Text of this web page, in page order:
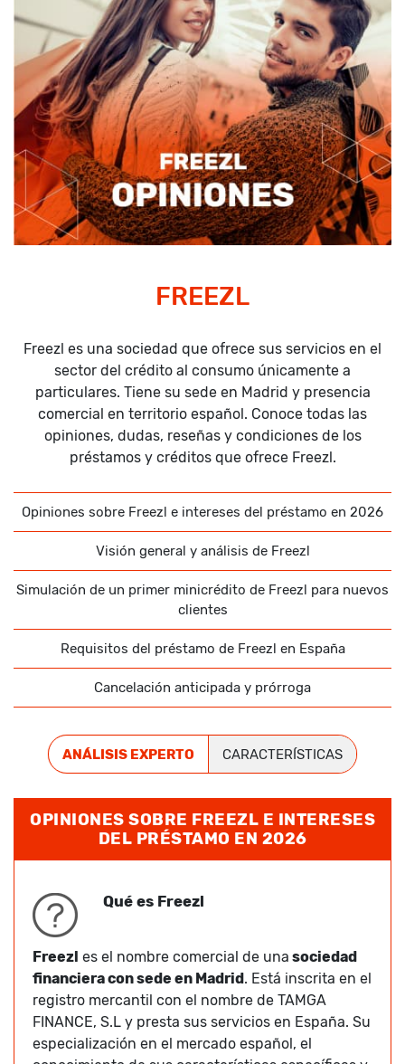
FREEZL
Freezl es una sociedad que ofrece sus servicios en el
sector del crédito al consumo únicamente a
particulares. Tiene su sede en Madrid y presencia
comercial en territorio español. Conoce todas las
opiniones, dudas, reseñas y condiciones de los
préstamos y créditos que ofrece Freezl.
Opiniones sobre Freezl e intereses del préstamo en 2026
Visión general y análisis de Freezl
Simulación de un primer minicrédito de Freezl para nuevos
clientes
Requisitos del préstamo de Freezl en España
Cancelación anticipada y prórroga
ANÁLISIS EXPERTO CARACTERÍSTICAS
OPINIONES SOBRE FREEZL E INTERESES
DEL PRÉSTAMO EN 2026
Qué es Freezl
Freezl es el nombre comercial de una sociedad
financiera con sede en Madrid . Está inscrita en el
registro mercantil con el nombre de TAMGA
FINANCE, S.L y presta sus servicios en España. Su
especialización en el mercado español, el